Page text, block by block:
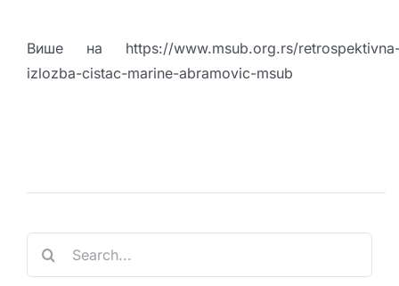
Више на https://www.msub.org.rs/
izlozba-cistac-marine-abramovic-msub
Search